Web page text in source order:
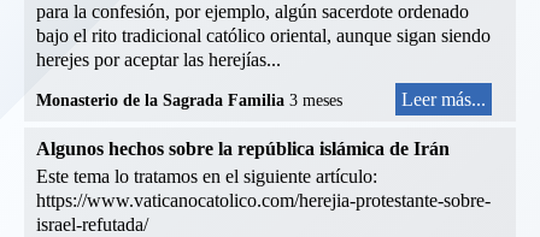
para la confesión, por ejemplo, algún sacerdote ordenado
bajo el rito tradicional católico oriental, aunque sigan siendo
herejes por aceptar las herejías...
Monasterio de la Sagrada Familia 3 meses Leer más...
Algunos hechos sobre la república islámica de Irán
Este tema lo tratamos en el siguiente artículo:
https://www.vaticanocatolico.com/herejia-protestante-sobre-
israel-refutada/